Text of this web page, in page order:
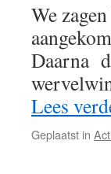
We
Daarna
Lees
Geplaatst in